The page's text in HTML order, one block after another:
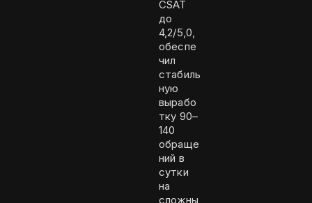
CSAT
до
4,2/5,0,
обеспе
чил
стабиль
ную
вырабо
тку 90–
140
обраще
ний в
сутки
на
сложны